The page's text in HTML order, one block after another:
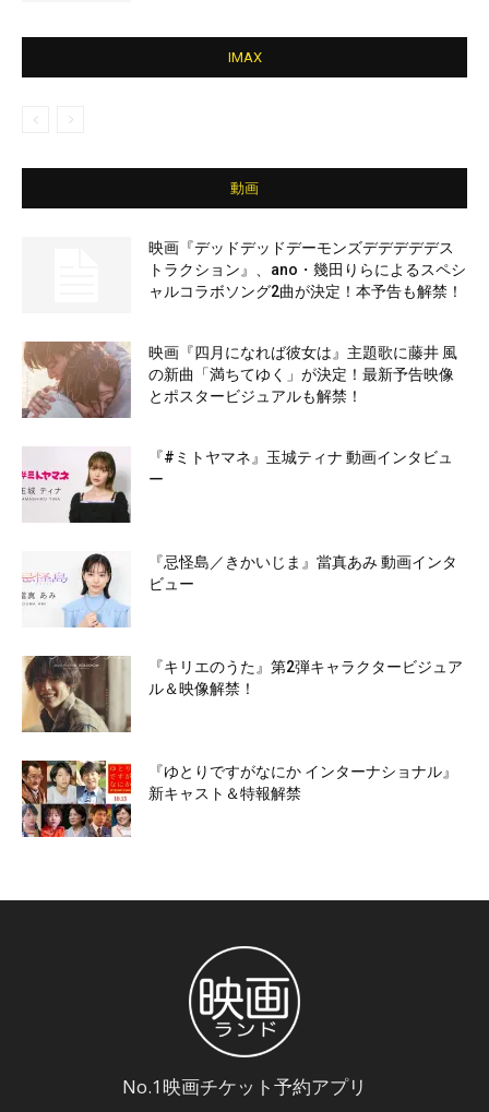
IMAX
動画
映画『デッドデッドデーモンズデデデデデス
トラクション』、ano・幾田りらによるスペシ
ャルコラボソング2曲が決定！本予告も解禁！
映画『四月になれば彼女は』主題歌に藤井 風
の新曲「満ちてゆく」が決定！最新予告映像
とポスタービジュアルも解禁！
『#ミトヤマネ』玉城ティナ 動画インタビュ
ー
『忌怪島／きかいじま』當真あみ 動画インタ
ビュー
『キリエのうた』第2弾キャラクタービジュア
ル＆映像解禁！
『ゆとりですがなにか インターナショナル』
新キャスト＆特報解禁
No.1映画チケット予約アプリ